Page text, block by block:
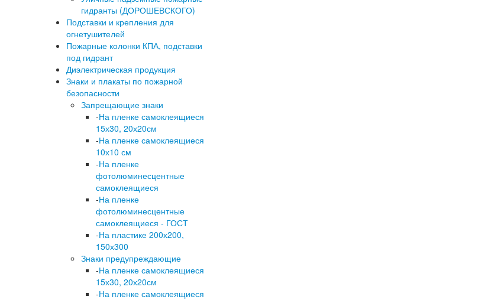
гидранты (ДОРОШЕВСКОГО)
Подставки и крепления для
огнетушителей
Пожарные колонки КПА, подставки
под гидрант
Диэлектрическая продукция
Знаки и плакаты по пожарной
безопасности
Запрещающие знаки
-На пленке самоклеящиеся
15х30, 20х20см
-На пленке самоклеящиеся
10х10 см
-На пленке
фотолюминесцентные
самоклеящиеся
-На пленке
фотолюминесцентные
самоклеящиеся - ГОСТ
-На пластике 200х200,
150х300
Знаки предупреждающие
-На пленке самоклеящиеся
15х30, 20х20см
-На пленке самоклеящиеся